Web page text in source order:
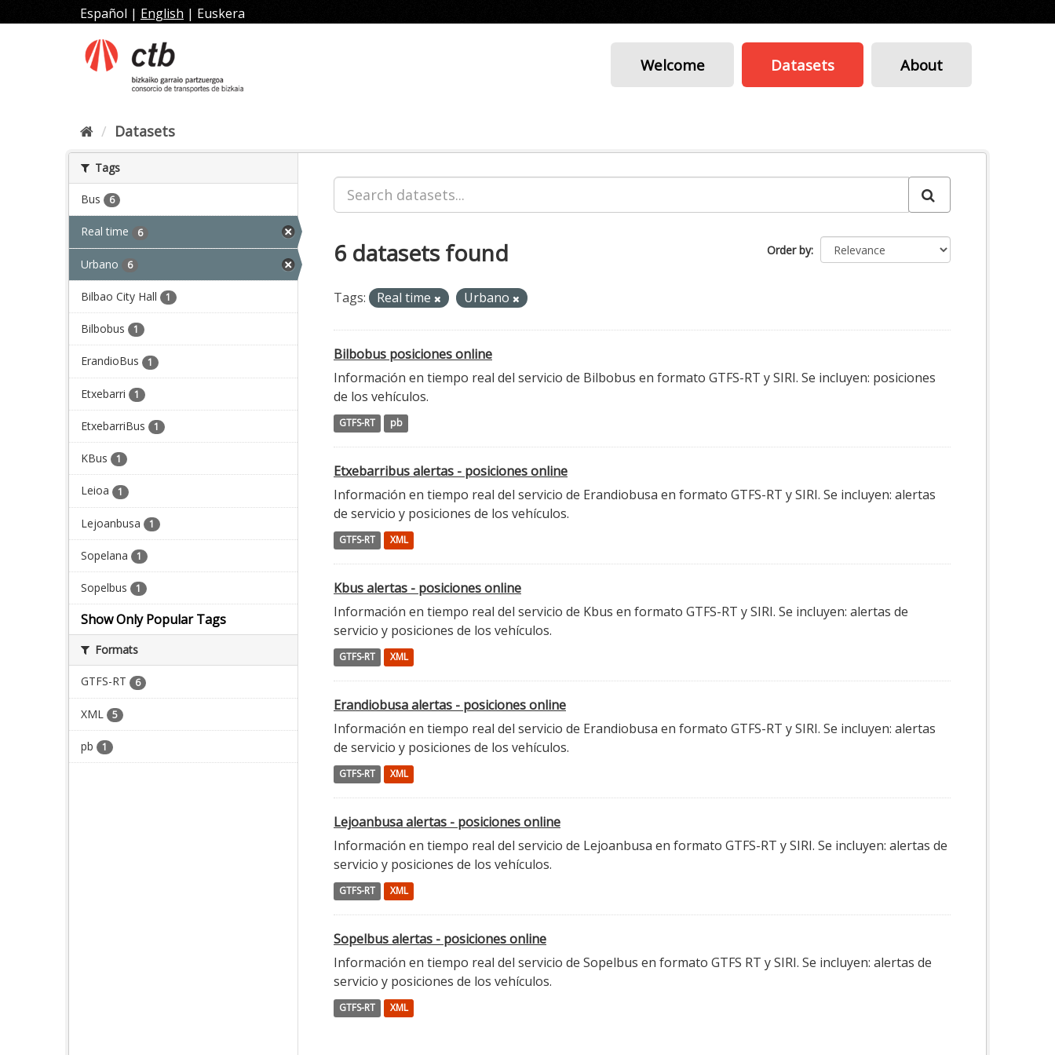
to
Español | English | Euskera
Welcome Datasets About
Datasets
Tags
Bus 6
Real time 6
Urbano 6
Bilbao City Hall 1
Bilbobus 1
ErandioBus 1
Etxebarri 1
EtxebarriBus 1
KBus 1
Leioa 1
Lejoanbusa 1
Sopelana 1
Sopelbus 1
Show Only Popular Tags
Formats
GTFS-RT 6
XML 5
pb 1
Order by
6 datasets found
Tags: Real time Urbano
Bilbobus posiciones online
Información en tiempo real del servicio de Bilbobus en formato GTFS-RT y SIRI. Se incluyen: posiciones
de los vehículos.
GTFS-RT pb
Etxebarribus alertas - posiciones online
Información en tiempo real del servicio de Erandiobusa en formato GTFS-RT y SIRI. Se incluyen: alertas
de servicio y posiciones de los vehículos.
GTFS-RT XML
Kbus alertas - posiciones online
Información en tiempo real del servicio de Kbus en formato GTFS-RT y SIRI. Se incluyen: alertas de
servicio y posiciones de los vehículos.
GTFS-RT XML
Erandiobusa alertas - posiciones online
Información en tiempo real del servicio de Erandiobusa en formato GTFS-RT y SIRI. Se incluyen: alertas
de servicio y posiciones de los vehículos.
GTFS-RT XML
Lejoanbusa alertas - posiciones online
Información en tiempo real del servicio de Lejoanbusa en formato GTFS-RT y SIRI. Se incluyen: alertas de
servicio y posiciones de los vehículos.
GTFS-RT XML
Sopelbus alertas - posiciones online
Información en tiempo real del servicio de Sopelbus en formato GTFS RT y SIRI. Se incluyen: alertas de
servicio y posiciones de los vehículos.
GTFS-RT XML